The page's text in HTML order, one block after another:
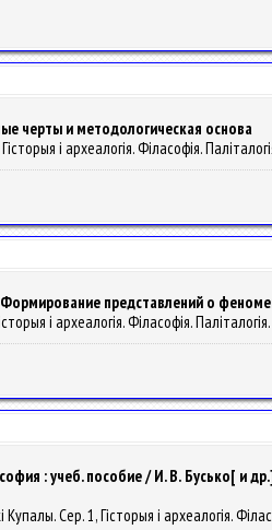
черты и методологическая основа
і археалогія. Філасофія.
Формирование представлений о
і археалогія. Філасофія.
: учеб. пособие / И. В. Бусько[ и
Сер. 1, Гісторыя і археалогія.